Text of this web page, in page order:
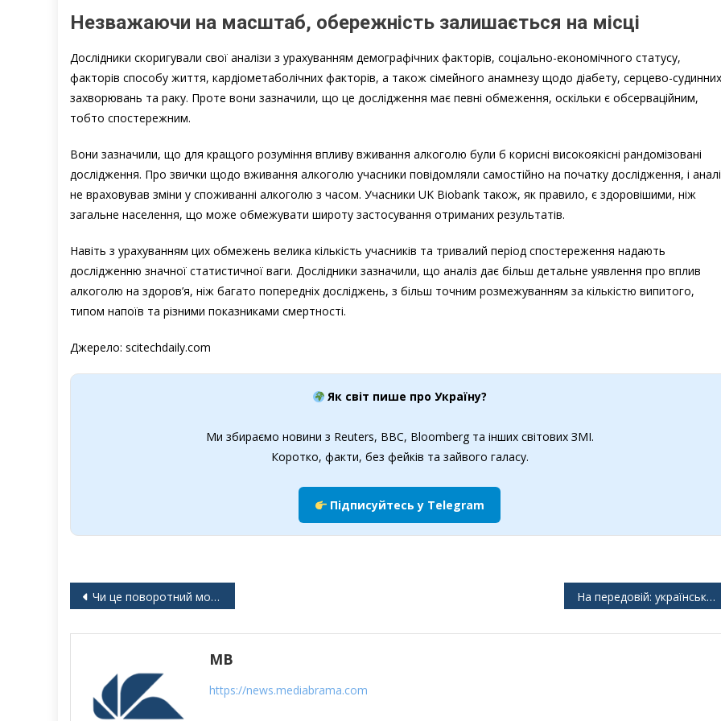
Незважаючи на масштаб, обережність залишається на місці
Дослідники скоригували свої аналізи з урахуванням демографічних факторів, соціально-економічного статусу,
факторів способу життя, кардіометаболічних факторів, а також сімейного анамнезу щодо діабету, серцево-судинних
захворювань та раку. Проте вони зазначили, що це дослідження має певні обмеження, оскільки є обсерваційним,
тобто спостережним.
Вони зазначили, що для кращого розуміння впливу вживання алкоголю були б корисні високоякісні рандомізовані
дослідження. Про звички щодо вживання алкоголю учасники повідомляли самостійно на початку дослідження, і
не враховував зміни у споживанні алкоголю з часом. Учасники UK Biobank також, як правило, є здоровішими, ніж
загальне населення, що може обмежувати широту застосування отриманих результатів.
Навіть з урахуванням цих обмежень велика кількість учасників та тривалий період спостереження надають
дослідженню значної статистичної ваги. Дослідники зазначили, що аналіз дає більш детальне уявлення про вплив
алкоголю на здоров’я, ніж багато попередніх досліджень, з більш точним розмежуванням за кількістю випитого,
типом напоїв та різними показниками смертності.
Джерело: scitechdaily.com
Як світ пише про Україну?
Ми збираємо новини з Reuters, BBC, Bloomberg та інших світових ЗМІ.
Коротко, факти, без фейків та зайвого галасу.
Підписуйтесь у Telegram
Навігація
Чи це поворотний момент у війні в Україні? На передовій: українські безпілотні підрозділи наносять удари по тилу російських військ
MB
https://news.mediabrama.com